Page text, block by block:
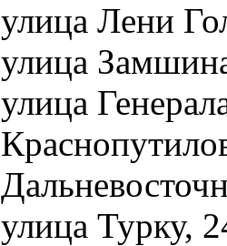
улица Лени
улица
улица
улица Турку,